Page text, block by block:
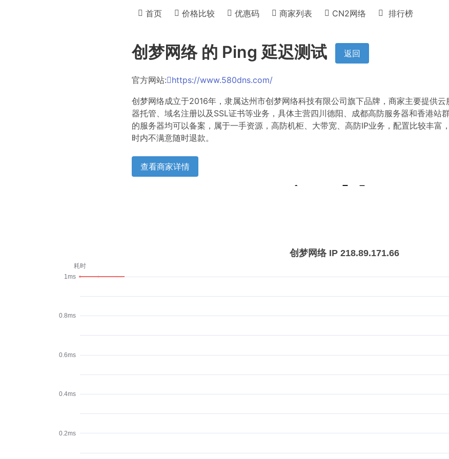
首页 价格比较 优惠码 商家列表 CN2网络 排行榜
创梦网络 的 Ping 延迟测试 返回
官方网站: https://www.580dns.com/
创梦网络成立于2016年，隶属达州市创梦网络科技有限公司旗下品牌，商家主要提供云
器托管、域名注册以及SSL证书等业务，具体主营四川德阳、成都高防服务器和香港站
的服务器均可以备案，属于一手资源，高防机柜、大带宽、高防IP业务，配置比较丰富
时内不满意随时退款。
查看商家详情
耗时
0.2ms
0.4ms
0.6ms
0.8ms
1ms
创梦网络 IP 218.89.171.66